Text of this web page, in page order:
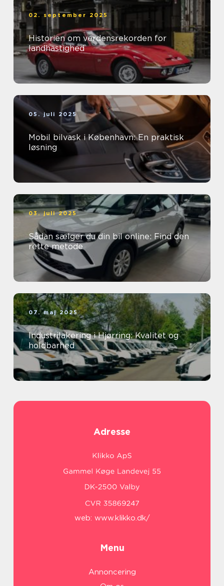
02. september 2025
Historien om verdensrekorden for
landhastighed
05. juli 2025
Mobil bilvask i København: En praktisk
løsning
03. juli 2025
Sådan sælger du din bil online: Find den
rette metode
07. maj 2025
Industrilakering i Hjørring: Kvalitet og
holdbarhed
Adresse
web: www.klikko.dk/
Menu
Annoncering